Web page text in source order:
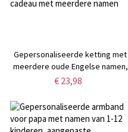
Gepersonaliseerde ketting met
meerdere oude Engelse namen,
gotische ketting met twee
naamplaatjes voor moeder, oude
Engelse sieraden, cadeau met
meerdere namen
€ 23,98